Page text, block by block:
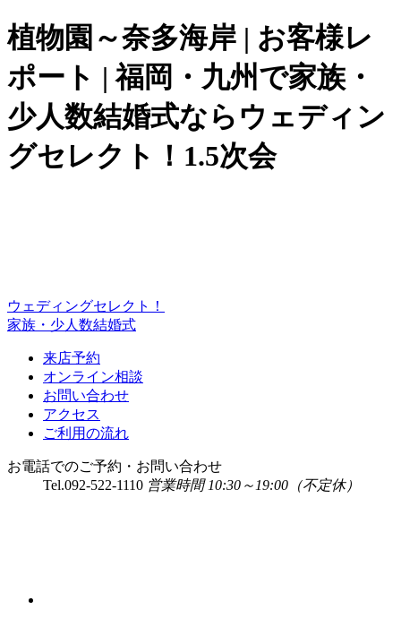
植物園～奈多海岸 | お客様レ
ポート | 福岡・九州で家族・
少人数結婚式ならウェディン
グセレクト！1.5次会
ウェディングセレクト！
家族・少人数結婚式
来店予約
オンライン相談
お問い合わせ
アクセス
ご利用の流れ
お電話でのご予約・お問い合わせ
Tel.092-522-1110 営業時間 10:30～19:00（不定休）